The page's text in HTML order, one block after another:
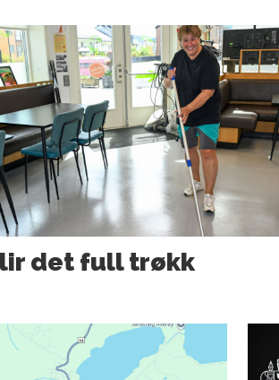
det full trøkk